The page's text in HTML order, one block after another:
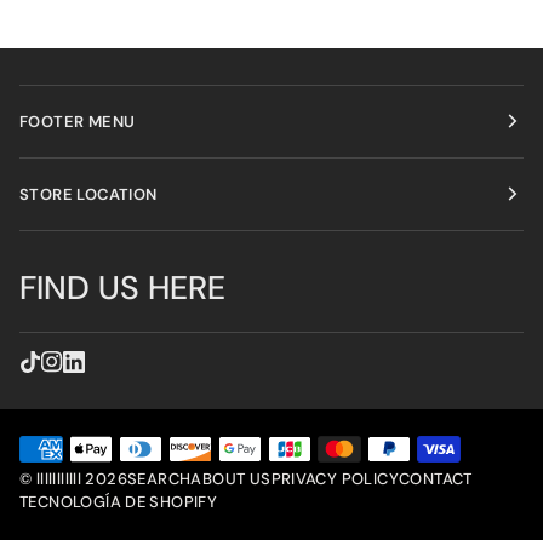
FOOTER MENU
STORE LOCATION
FIND US HERE
© lllllllllll2026SEARCHABOUT USPRIVACY POLICYCONTACT
TECNOLOGÍA DE SHOPIFY